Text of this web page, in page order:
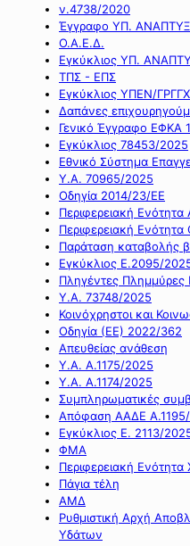
ν.4738/2020
Έγγραφο ΥΠ.
Ο.Α.Ε.Δ.
Εγκύκλιος ΥΠ.
ΤΠΣ - ΕΠΣ
Εγκύκλιος ΥΠΕΝ/
Δαπάνες
Γενικό Έγγραφο ΕΦΚΑ
Εγκύκλιος 78453/2025
Εθνικό Σύστημα
Υ.Α. 70965/2025
Οδηγία 2014/23/ΕΕ
Περιφερειακή Ενότητα
Περιφερειακή Ενότητα
Παράταση καταβολής
Εγκύκλιος Ε.2095/
Πληγέντες Πλημμύρες
Υ.Α. 73748/2025
Κοινόχρηστοι και
Οδηγία (ΕΕ) 2022/362
Απευθείας ανάθεση
Υ.Α. Α.1175/2025
Υ.Α. Α.1174/2025
Συμπληρωματικές
Απόφαση ΑΑΔΕ
Εγκύκλιος Ε. 2113/
ΦΜΑ
Περιφερειακή Ενότητα
Πάγια τέλη
ΑΜΔ
Ρυθμιστική Αρχή
Υδάτων